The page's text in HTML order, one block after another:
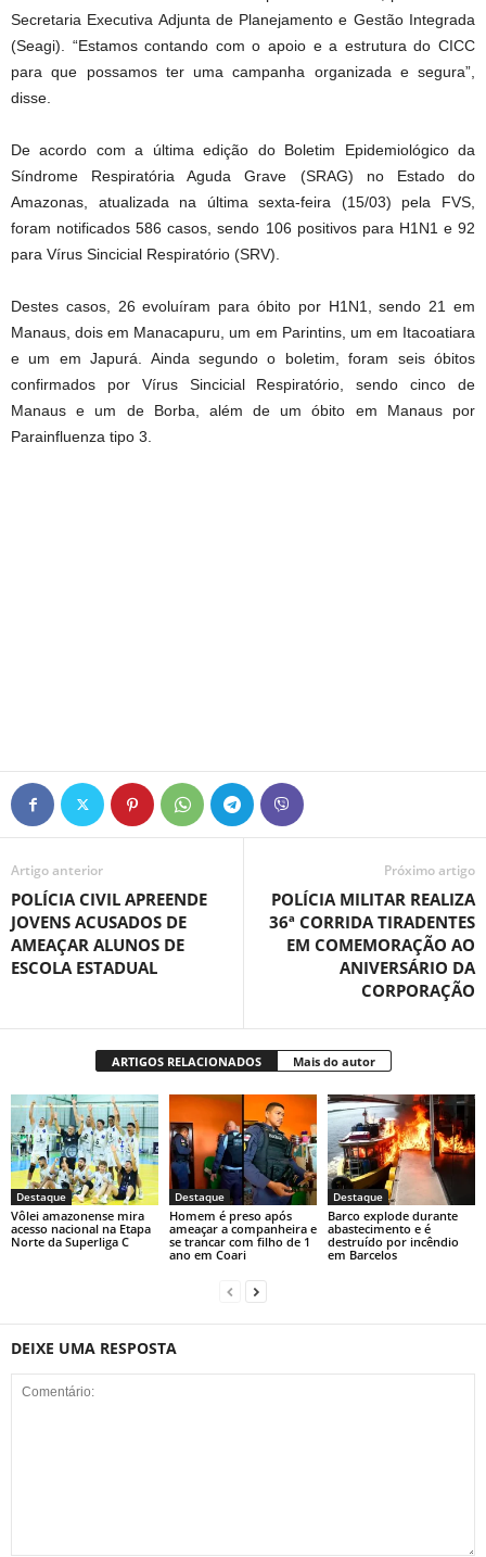
Secretaria Executiva Adjunta de Planejamento e Gestão Integrada
(Seagi). “Estamos contando com o apoio e a estrutura do CICC
para que possamos ter uma campanha organizada e segura”,
disse.
De acordo com a última edição do Boletim Epidemiológico da
Síndrome Respiratória Aguda Grave (SRAG) no Estado do
Amazonas, atualizada na última sexta-feira (15/03) pela FVS,
foram notificados 586 casos, sendo 106 positivos para H1N1 e 92
para Vírus Sincicial Respiratório (SRV).
Destes casos, 26 evoluíram para óbito por H1N1, sendo 21 em
Manaus, dois em Manacapuru, um em Parintins, um em Itacoatiara
e um em Japurá. Ainda segundo o boletim, foram seis óbitos
confirmados por Vírus Sincicial Respiratório, sendo cinco de
Manaus e um de Borba, além de um óbito em Manaus por
Parainfluenza tipo 3.
Artigo anterior
POLÍCIA CIVIL APREENDE
JOVENS ACUSADOS DE
AMEAÇAR ALUNOS DE
ESCOLA ESTADUAL
Próximo artigo
POLÍCIA MILITAR REALIZA
36ª CORRIDA TIRADENTES
EM COMEMORAÇÃO AO
ANIVERSÁRIO DA
CORPORAÇÃO
ARTIGOS RELACIONADOS Mais do autor
Destaque
Vôlei amazonense mira
acesso nacional na Etapa
Norte da Superliga C
Destaque
Homem é preso após
ameaçar a companheira e
se trancar com filho de 1
ano em Coari
Destaque
Barco explode durante
abastecimento e é
destruído por incêndio
em Barcelos
DEIXE UMA RESPOSTA